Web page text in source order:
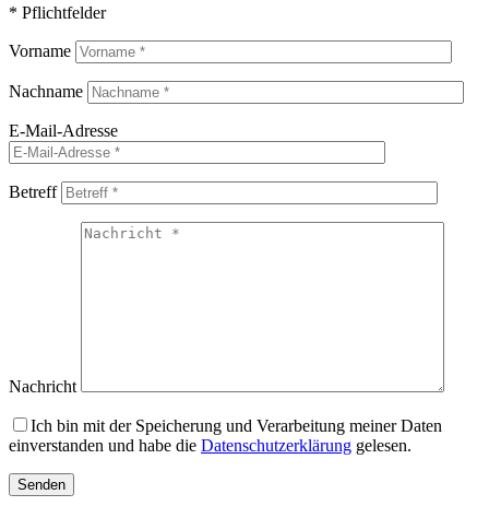
* Pflichtfelder
Vorname
Nachname
E-Mail-Adresse
Betreff
Nachricht
Ich bin mit der Speicherung und Verarbeitung meiner Daten
einverstanden und habe die Datenschutzerklärung gelesen.